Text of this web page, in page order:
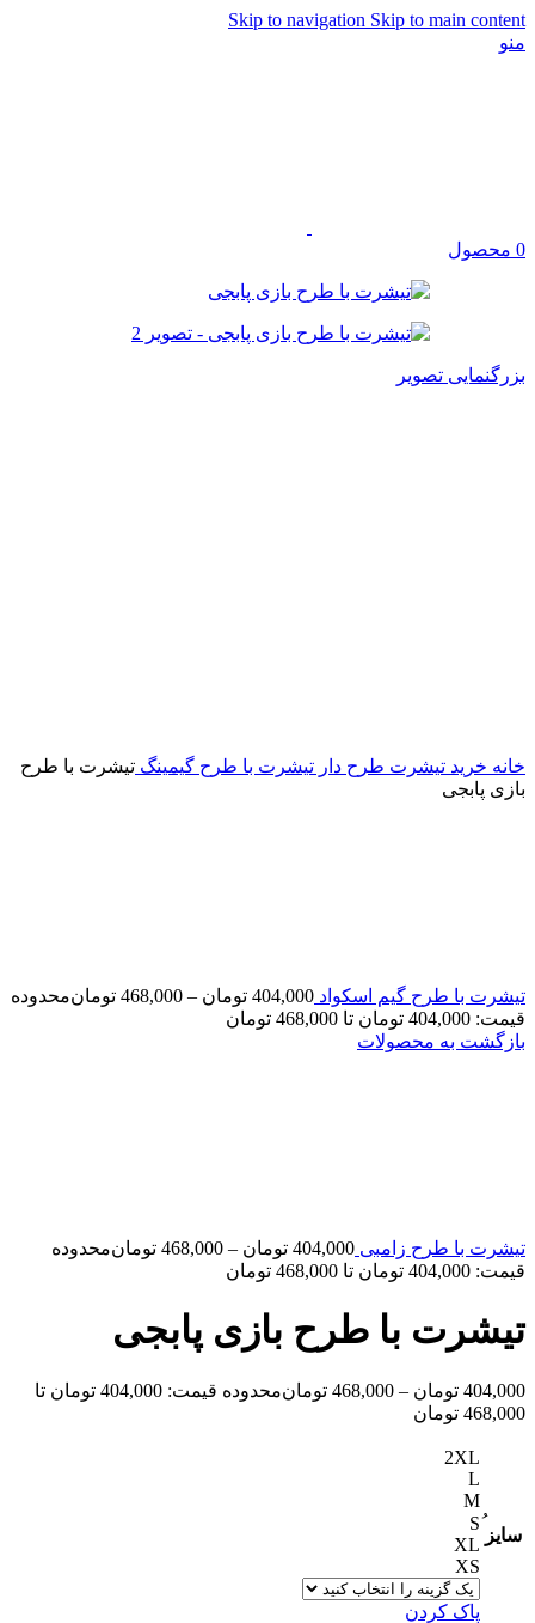
Skip to navigation Skip to main content
منو
0 محصول
بزرگنمایی تصویر
خانه خرید تیشرت طرح دار تیشرت با طرح گیمینگ تیشرت با طرح
بازی پابجی
تیشرت با طرح گیم اسکواد 404,000 تومان –
468,000 تومانمحدوده
قیمت: 404,000 تومان تا 468,000 تومان
بازگشت به محصولات
تیشرت با طرح زامبی 404,000 تومان –
468,000 تومانمحدوده
قیمت: 404,000 تومان تا 468,000 تومان
تیشرت با طرح بازی پابجی
404,000 تومان –
468,000 تومان
محدوده قیمت: 404,000 تومان تا
468,000 تومان
سایز
2XL
L
M
XL
XS
پاک کردن